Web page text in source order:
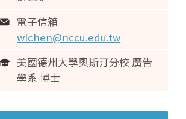
電子信箱
wlchen@nccu.edu.tw
美國德州大學奧斯汀分校 廣告
學系 博士